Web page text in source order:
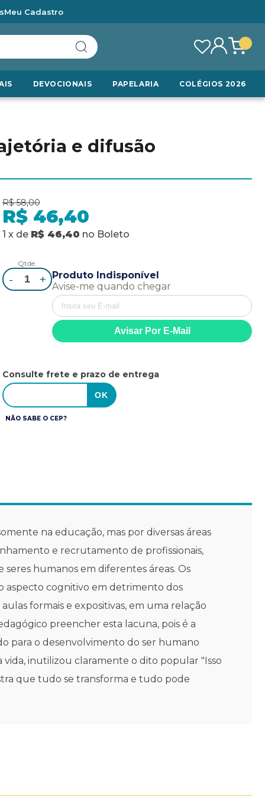
Meu Cadastro
DEVOCIONAIS PAPELARIA COLÉGIOS 2026
e difusão
R$ 58,00
R$ 46,40
1 x de R$ 46,40 no Boleto
Qtde.
- +
Produto Indisponível
Avise-me quando chegar
Consulte frete e prazo de entrega
NÃO SABE O CEP?
na educação, mas por diversas áreas
e recrutamento de profissionais,
seres humanos em diferentes áreas. Os
aspecto cognitivo em detrimento dos
formais e expositivas, em uma relação
preencher esta lacuna, pois é a
para o desenvolvimento do ser humano
vida, inutilizou claramente o dito popular "Isso
que tudo se transforma e tudo pode